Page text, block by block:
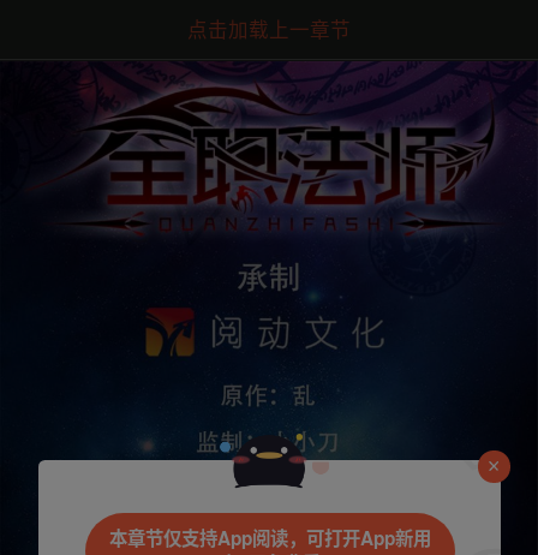
点击加载上一章节
本章节仅支持App阅读，可打开App新用
是否前往腾漫App继续阅读